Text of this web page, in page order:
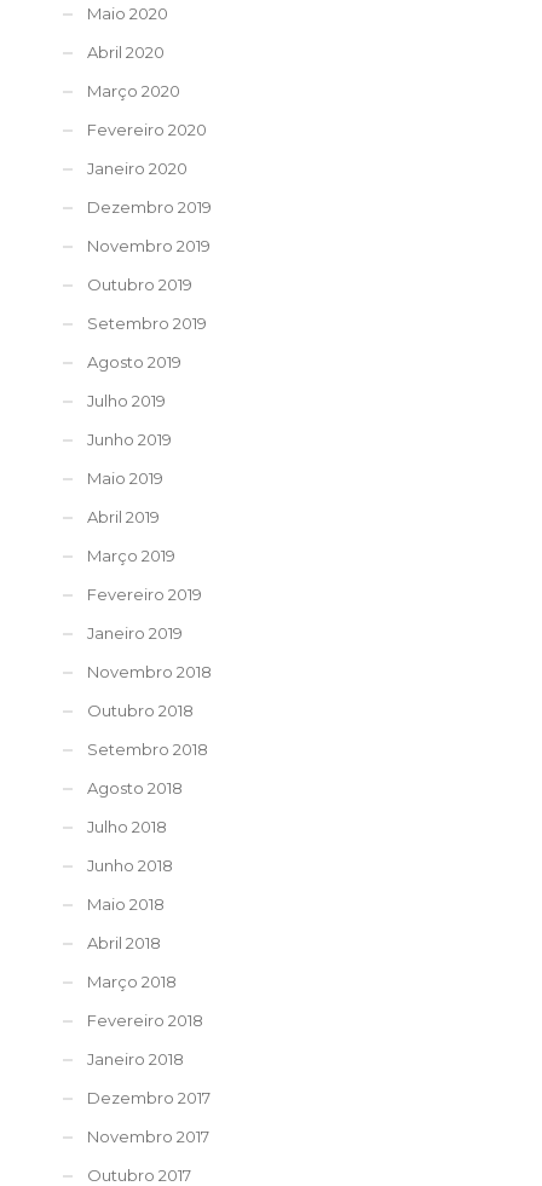
Maio 2020
Abril 2020
Março 2020
Fevereiro 2020
Janeiro 2020
Dezembro 2019
Novembro 2019
Outubro 2019
Setembro 2019
Agosto 2019
Julho 2019
Junho 2019
Maio 2019
Abril 2019
Março 2019
Fevereiro 2019
Janeiro 2019
Novembro 2018
Outubro 2018
Setembro 2018
Agosto 2018
Julho 2018
Junho 2018
Maio 2018
Abril 2018
Março 2018
Fevereiro 2018
Janeiro 2018
Dezembro 2017
Novembro 2017
Outubro 2017